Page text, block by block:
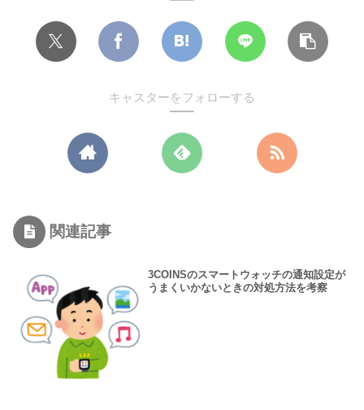
キャスターをフォローする
関連記事
3COINSのスマートウォッチの通知設定が
うまくいかないときの対処方法を考察